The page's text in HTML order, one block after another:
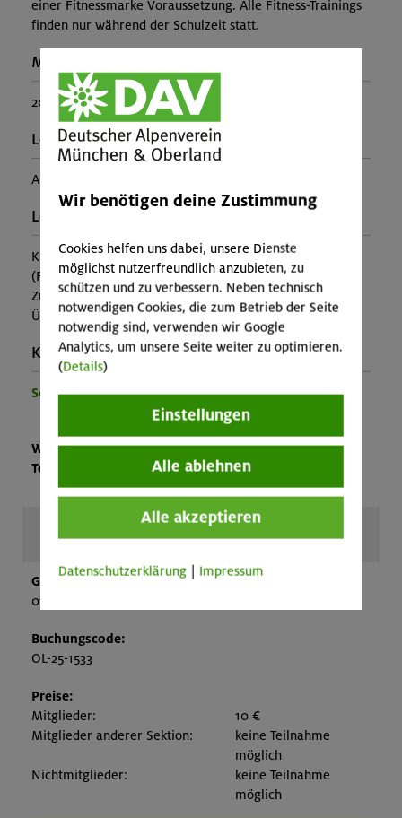
einer Fitnessmarke Voraussetzung. Alle Fitness-Trainings
finden nur während der Schulzeit statt.
Maximale Teilnehmerzahl:
20
Leiter*in:
Andreas Fernberger
Leistung:
Kursleitung
(Falls nicht in den Leistungen inbegriffen, fallen
Zusatzkosten für z.B. An- und Abreise, Verpflegung,
Übernachtung oder Skipass an.)
Kontakt Veranstalter:
Sektion Oberland
Wählen bitte eine der folgenden Optionen zur
Teilnahme an dieser Veranstaltung:
Fitnesstrainings, Workouts und Yoga 25/26
Gültig von:
01.09.25 - 31.07.26 ausg. Schulferien
Buchungscode:
OL-25-1533
Preise:
Mitglieder:
10 €
Mitglieder anderer Sektion:
keine Teilnahme
möglich
Nichtmitglieder:
keine Teilnahme
möglich
Wir benötigen deine Zustimmung
Cookies helfen uns dabei, unsere Dienste
möglichst nutzerfreundlich anzubieten, zu
schützen und zu verbessern. Neben technisch
notwendigen Cookies, die zum Betrieb der Seite
notwendig sind, verwenden wir Google
Analytics, um unsere Seite weiter zu optimieren.
(Details)
Einstellungen
Alle ablehnen
Alle akzeptieren
Datenschutzerklärung Impressum